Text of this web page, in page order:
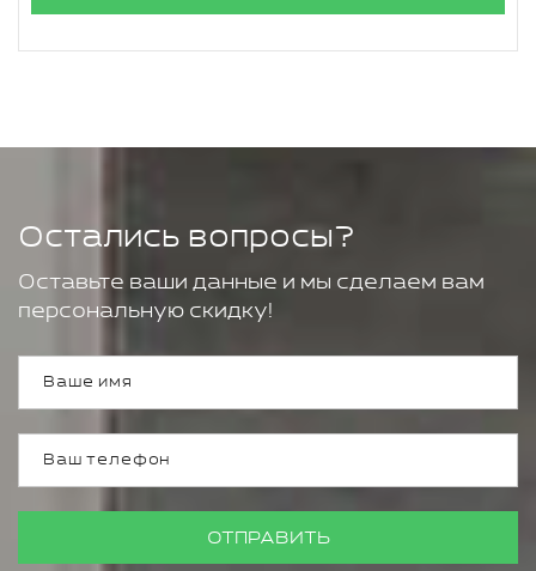
Остались вопросы?
Оставьте ваши данные и мы сделаем вам
персональную скидку!
ОТПРАВИТЬ